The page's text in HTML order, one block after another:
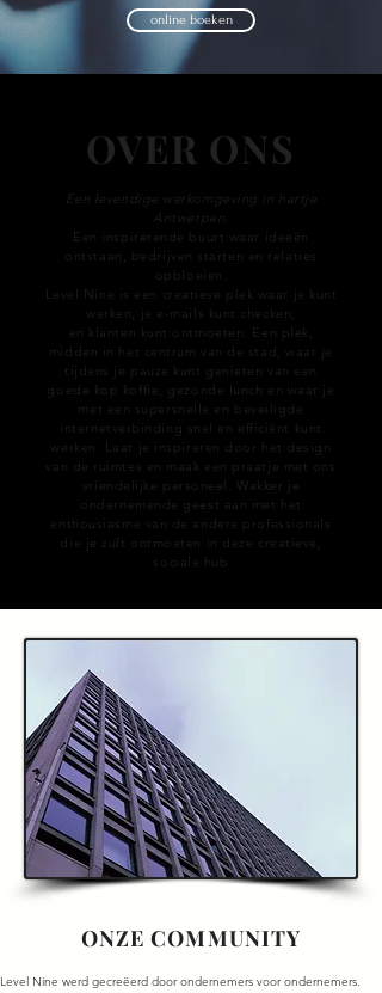
online boeken
OVER ONS
Een levendige werkomgeving in hartje
Antwerpen.
Een inspirerende buurt waar ideeën
ontstaan, bedrijven starten en relaties
opbloeien.
Level Nine is een creatieve plek waar je kunt
werken, je e-mails kunt checken,
en klanten kunt ontmoeten. Een plek,
midden in het centrum van de stad, waar je
tijdens je pauze kunt genieten van een
goede kop koffie, gezonde lunch en waar je
met een supersnelle en beveiligde
internetverbinding snel en efficiënt kunt
werken. Laat je inspireren door het design
van de ruimtes en maak een praatje met ons
vriendelijke personeel. Wakker je
ondernemende geest aan met het
enthousiasme van de andere professionals
die je zult ontmoeten in deze creatieve,
sociale hub
ONZE COMMUNITY
Level Nine werd gecreëerd door ondernemers voor ondernemers.